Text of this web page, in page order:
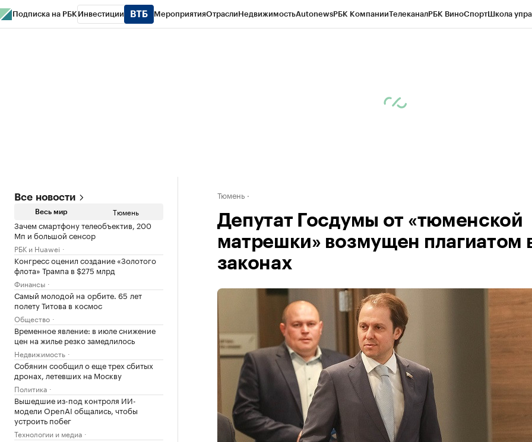
Подписка на РБК Инвестиции МероприятияОтраслиНедвижимостьAutonewsРБК КомпанииТелеканалРБК ВиноСпортШкола
Все новости
Весь мир Тюмень
Зачем смартфону телеобъектив, 200
Мп и большой сенсор
РБК и Huawei
Конгресс оценил создание «Золотого
флота» Трампа в $275 млрд
Финансы
Самый молодой на орбите. 65 лет
полету Титова в космос
Общество
Временное явление: в июле снижение
цен на жилье резко замедлилось
Недвижимость
Собянин сообщил о еще трех сбитых
дронах, летевших на Москву
Политика
Вышедшие из-под контроля ИИ-
модели OpenAI общались, чтобы
устроить побег
Технологии и медиа
Тюмень
Депутат Госдумы от «тюменской
матрешки» возмущен плагиатом
законах